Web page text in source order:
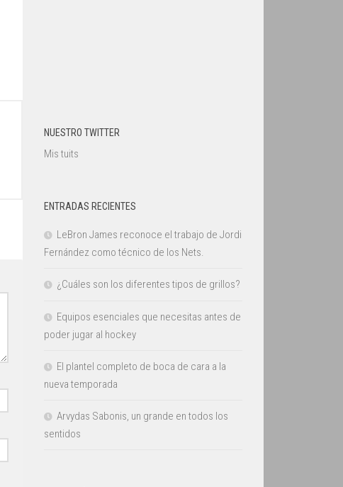
NUESTRO TWITTER
Mis tuits
ENTRADAS RECIENTES
LeBron James reconoce el trabajo de Jordi
Fernández como técnico de los Nets.
¿Cuáles son los diferentes tipos de grillos?
Equipos esenciales que necesitas antes de
poder jugar al hockey
El plantel completo de boca de cara a la
nueva temporada
Arvydas Sabonis, un grande en todos los
sentidos